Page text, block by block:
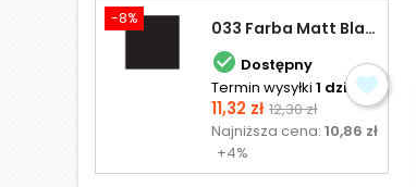
-8% 033 Farba Matt Black - olejna
 Dostępny
Termin wysyłki 1 dzień
Cena
11,32 zł Cena
podstawowa
12,30 zł
Najniższa cena:10,86 zł
+4%